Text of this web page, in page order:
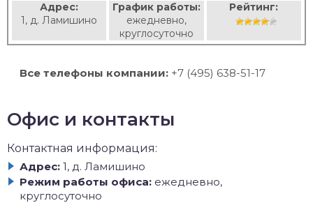
Адрес:
1, д. Ламишино
График работы:
ежедневно,
круглосуточно
Рейтинг:
Все телефоны компании: +7 (495) 638-51-17
Офис и контакты
Контактная информация:
Адрес: 1, д. Ламишино
Режим работы офиса: ежедневно,
круглосуточно